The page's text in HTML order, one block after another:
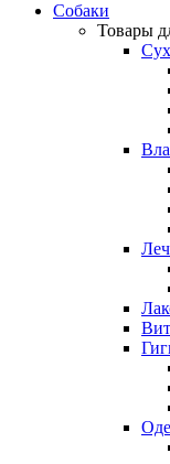
Собаки
Товары